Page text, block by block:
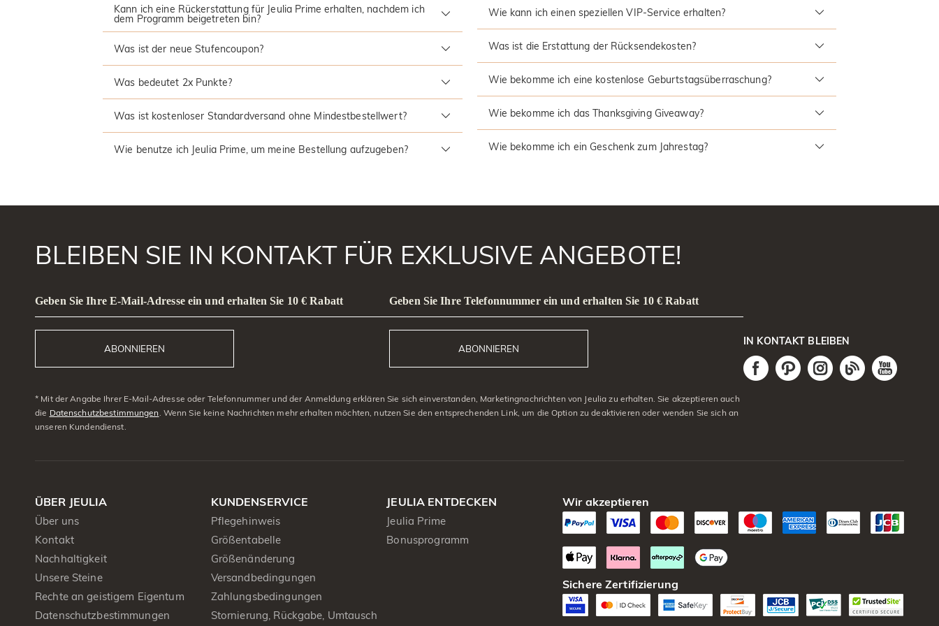
Kann ich eine Rückerstattung für Jeulia Prime erhalten, nachdem ich
dem Programm beigetreten bin?
Was ist der neue Stufencoupon?
Was bedeutet 2x Punkte?
Was ist kostenloser Standardversand ohne Mindestbestellwert?
Wie benutze ich Jeulia Prime, um meine Bestellung aufzugeben?
Wie kann ich einen speziellen VIP-Service erhalten?
Was ist die Erstattung der Rücksendekosten?
Wie bekomme ich eine kostenlose Geburtstagsüberraschung?
Wie bekomme ich das Thanksgiving Giveaway?
Wie bekomme ich ein Geschenk zum Jahrestag?
BLEIBEN SIE IN KONTAKT FÜR EXKLUSIVE ANGEBOTE!
Geben Sie Ihre E-Mail-Adresse ein und erhalten Sie 10 € Rabatt
ABONNIEREN
Geben Sie Ihre Telefonnummer ein und erhalten Sie 10 € Rabatt
ABONNIEREN
* Mit der Angabe Ihrer E-Mail-Adresse oder Telefonnummer und der Anmeldung erklären Sie sich einverstanden, Marketingnachrichten von Jeulia zu erhalten. Sie akzeptieren auch
die Datenschutzbestimmungen. Wenn Sie keine Nachrichten mehr erhalten möchten, nutzen Sie den entsprechenden Link, um die Option zu deaktivieren oder wenden Sie sich an
unseren Kundendienst.
IN KONTAKT BLEIBEN
ÜBER JEULIA
Über uns
Kontakt
Nachhaltigkeit
Unsere Steine
Rechte an geistigem Eigentum
Datenschutzbestimmungen
KUNDENSERVICE
Pflegehinweis
Größentabelle
Größenänderung
Versandbedingungen
Zahlungsbedingungen
Stornierung, Rückgabe, Umtausch
JEULIA ENTDECKEN
Jeulia Prime
Bonusprogramm
Wir akzeptieren
Sichere Zertifizierung